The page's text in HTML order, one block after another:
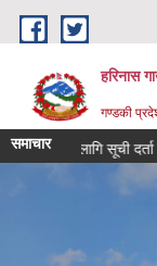
Skip to main content
हरिनास
गण्डकी
समाचारलागि सूची दर्ता गर्ने